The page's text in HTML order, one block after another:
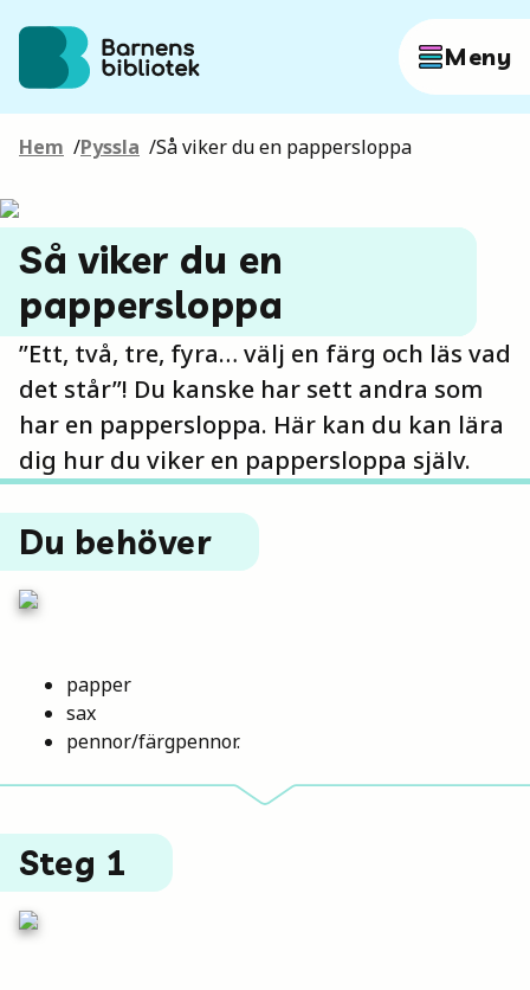
Hoppa till innehållet
Meny
Författare
Böcker
Hitta mer
Sök
Mina böcker
Utskrifter
Hem /Pyssla /Så viker du en pappersloppa
Så viker du en
pappersloppa
”Ett, två, tre, fyra… välj en färg och läs vad
det står”! Du kanske har sett andra som
har en pappersloppa. Här kan du kan lära
dig hur du viker en pappersloppa själv.
Du behöver
papper
sax
pennor/färgpennor.
Steg 1